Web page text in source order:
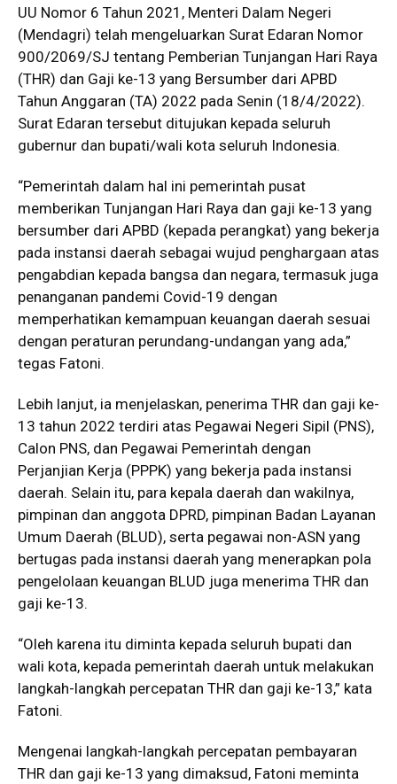
UU Nomor 6 Tahun 2021, Menteri Dalam Negeri
(Mendagri) telah mengeluarkan Surat Edaran Nomor
900/2069/SJ tentang Pemberian Tunjangan Hari Raya
(THR) dan Gaji ke-13 yang Bersumber dari APBD
Tahun Anggaran (TA) 2022 pada Senin (18/4/2022).
Surat Edaran tersebut ditujukan kepada seluruh
gubernur dan bupati/wali kota seluruh Indonesia.
“Pemerintah dalam hal ini pemerintah pusat
memberikan Tunjangan Hari Raya dan gaji ke-13 yang
bersumber dari APBD (kepada perangkat) yang bekerja
pada instansi daerah sebagai wujud penghargaan atas
pengabdian kepada bangsa dan negara, termasuk juga
penanganan pandemi Covid-19 dengan
memperhatikan kemampuan keuangan daerah sesuai
dengan peraturan perundang-undangan yang ada,”
tegas Fatoni.
Lebih lanjut, ia menjelaskan, penerima THR dan gaji ke-
13 tahun 2022 terdiri atas Pegawai Negeri Sipil (PNS),
Calon PNS, dan Pegawai Pemerintah dengan
Perjanjian Kerja (PPPK) yang bekerja pada instansi
daerah. Selain itu, para kepala daerah dan wakilnya,
pimpinan dan anggota DPRD, pimpinan Badan Layanan
Umum Daerah (BLUD), serta pegawai non-ASN yang
bertugas pada instansi daerah yang menerapkan pola
pengelolaan keuangan BLUD juga menerima THR dan
gaji ke-13.
“Oleh karena itu diminta kepada seluruh bupati dan
wali kota, kepada pemerintah daerah untuk melakukan
langkah-langkah percepatan THR dan gaji ke-13,” kata
Fatoni.
Mengenai langkah-langkah percepatan pembayaran
THR dan gaji ke-13 yang dimaksud, Fatoni meminta